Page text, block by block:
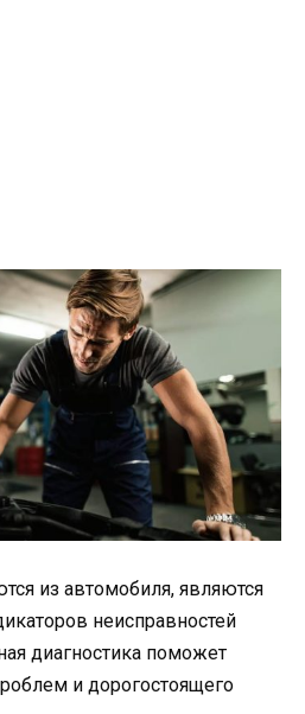
из автомобиля, являются
неисправностей
диагностика поможет
и дорогостоящего